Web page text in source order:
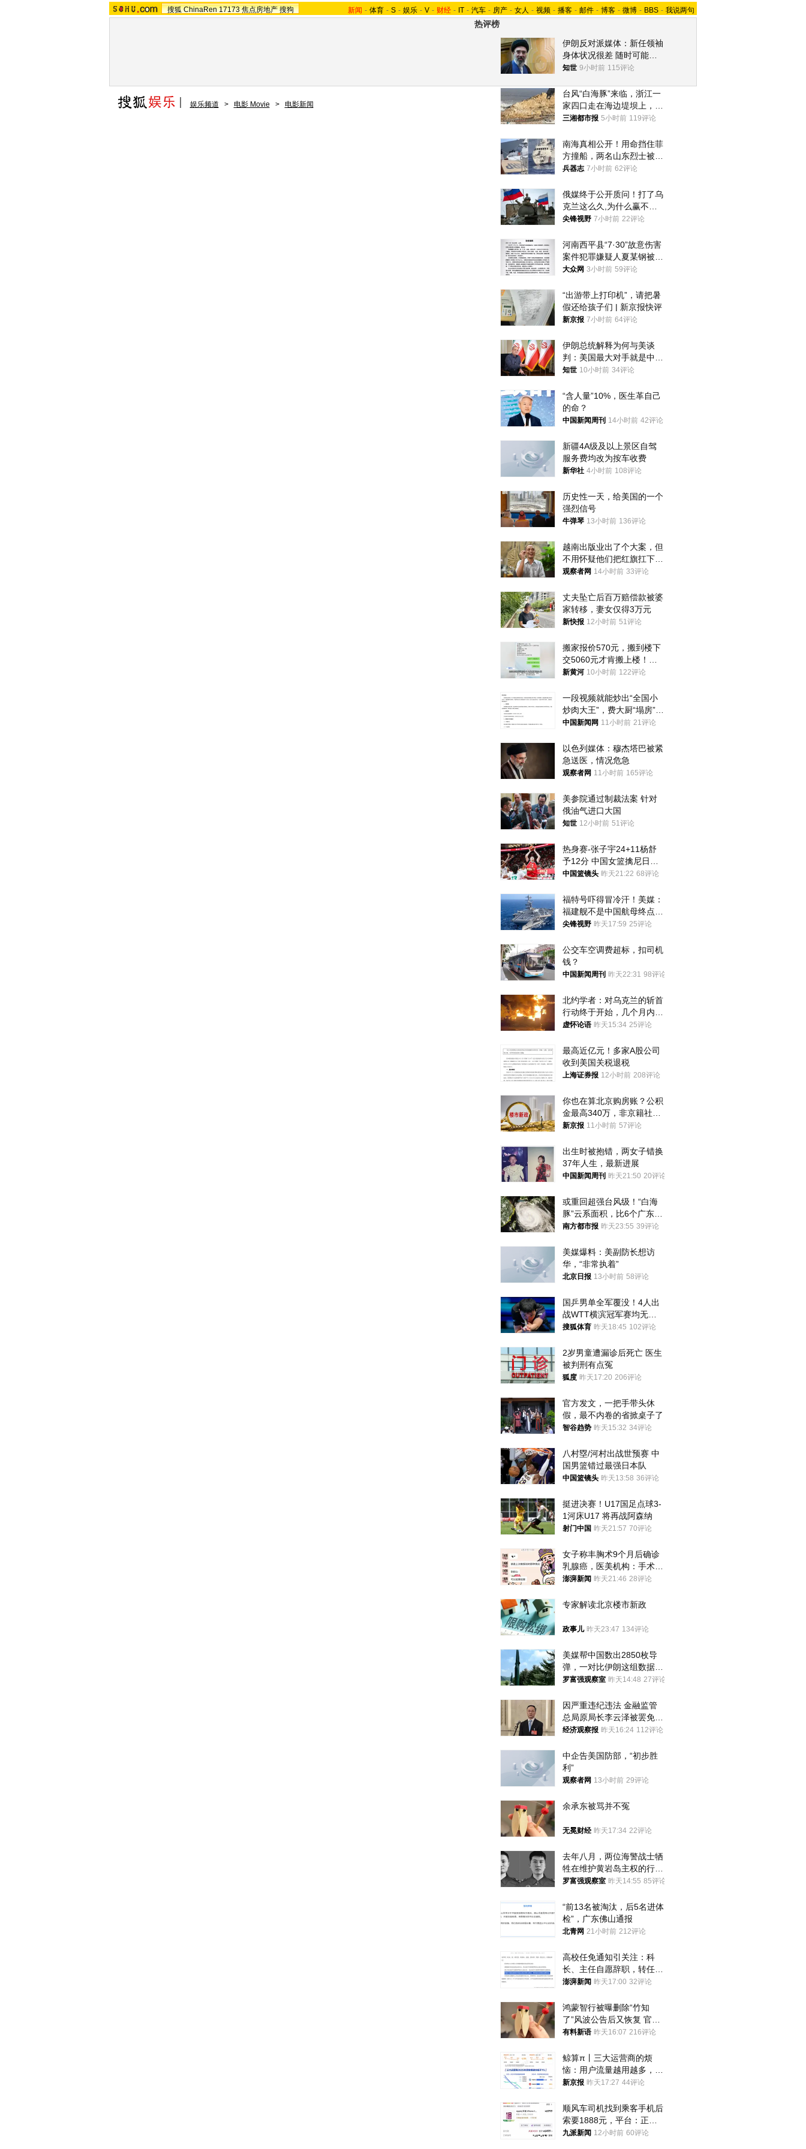
搜狐 ChinaRen 17173 焦点房地产 搜狗 新闻 - 体育 - S - 娱乐 - V - 财经 - IT - 汽车 - 房产 - 女人 - 视频 - 播客 - 邮件 - 博客 - 微博 - BBS - 我说两句
热评榜
伊朗反对派媒体：新任领袖
身体状况很差 随时可能离
世
知世 9小时前 115评论
台风“白海豚”来临，浙江一
家四口走在海边堤坝上，其
中9岁男孩被巨浪卷入海
三湘都市报 5小时前 119评论
南海真相公开！用命挡住菲
方撞船，两名山东烈士被授
武警最高荣誉
兵器志 7小时前 62评论
俄媒终于公开质问！打了乌
克兰这么久,为什么赢不了?
答案令人沉默
尖锋视野 7小时前 22评论
河南西平县“7·30”故意伤害
案件犯罪嫌疑人夏某钢被抓
获
大众网 3小时前 59评论
“出游带上打印机”，请把暑
假还给孩子们 | 新京报快评
新京报 7小时前 64评论
伊朗总统解释为何与美谈
判：美国最大对手就是中
国，但他们也在对话
知世 10小时前 34评论
“含人量”10%，医生革自己
的命？
中国新闻周刊 14小时前 42评论
新疆4A级及以上景区自驾
服务费均改为按车收费
新华社 4小时前 108评论
历史性一天，给美国的一个
强烈信号
牛弹琴 13小时前 136评论
越南出版业出了个大案，但
不用怀疑他们把红旗扛下去
的决心
观察者网 14小时前 33评论
丈夫坠亡后百万赔偿款被婆
家转移，妻女仅得3万元
新快报 12小时前 51评论
搬家报价570元，搬到楼下
交5060元才肯搬上楼！女
子傻眼了……
新黄河 10小时前 122评论
一段视频就能炒出“全国小
炒肉大王”，费大厨“塌房”了
吗？
中国新闻网 11小时前 21评论
以色列媒体：穆杰塔巴被紧
急送医，情况危急
观察者网 11小时前 165评论
美参院通过制裁法案 针对
俄油气进口大国
知世 12小时前 51评论
热身赛-张子宇24+11杨舒
予12分 中国女篮擒尼日利
亚
中国篮镜头 昨天21:22 68评论
福特号吓得冒冷汗！美媒：
福建舰不是中国航母终点，
而是新起点！
尖锋视野 昨天17:59 25评论
公交车空调费超标，扣司机
钱？
中国新闻周刊 昨天22:31 98评论
北约学者：对乌克兰的斩首
行动终于开始，几个月内乌
将投降
虚怀论语 昨天15:34 25评论
最高近亿元！多家A股公司
收到美国关税退税
上海证券报 12小时前 208评论
你也在算北京购房账？公积
金最高340万，非京籍社保
1年
新京报 11小时前 57评论
出生时被抱错，两女子错换
37年人生，最新进展
中国新闻周刊 昨天21:50 20评论
或重回超强台风级！“白海
豚”云系面积，比6个广东还
大！深圳官方：注意这件事
南方都市报 昨天23:55 39评论
美媒爆料：美副防长想访
华，“非常执着”
北京日报 13小时前 58评论
国乒男单全军覆没！4人出
战WTT横滨冠军赛均无缘
八强
搜狐体育 昨天18:45 102评论
2岁男童遭漏诊后死亡 医生
被判刑有点冤
狐度 昨天17:20 206评论
官方发文，一把手带头休
假，最不内卷的省掀桌子了
智谷趋势 昨天15:32 34评论
八村塁/河村出战世预赛 中
国男篮错过最强日本队
中国篮镜头 昨天13:58 36评论
挺进决赛！U17国足点球3-
1河床U17 将再战阿森纳
射门中国 昨天21:57 70评论
女子称丰胸术9个月后确诊
乳腺癌，医美机构：手术不
可能引发癌症，建议走司法
澎湃新闻 昨天21:46 28评论
专家解读北京楼市新政
政事儿 昨天23:47 134评论
美媒帮中国数出2850枚导
弹，一对比伊朗这组数据，
发现出大事了
罗富强观察室 昨天14:48 27评论
因严重违纪违法 金融监管
总局原局长李云泽被罢免全
国人大代表
经济观察报 昨天16:24 112评论
中企告美国防部，“初步胜
利”
观察者网 13小时前 29评论
余承东被骂并不冤
无冕财经 昨天17:34 22评论
去年八月，两位海警战士牺
牲在维护黄岩岛主权的行动
中
罗富强观察室 昨天14:55 85评论
“前13名被淘汰，后5名进体
检”，广东佛山通报
北青网 21小时前 212评论
高校任免通知引关注：科
长、主任自愿辞职，转任思
政辅导员
澎湃新闻 昨天17:00 32评论
鸿蒙智行被曝删除“竹知
了”风波公告后又恢复 官媒
曾力挺：劝华为要大度的，
有料新语 昨天16:07 216评论
鲸算π丨三大运营商的烦
恼：用户流量越用越多，收
入却越来越少
新京报 昨天17:27 44评论
顺风车司机找到乘客手机后
索要1888元，平台：正和
司机沟通协商
九派新闻 12小时前 60评论
娱乐频道 > 电影 Movie > 电影新闻